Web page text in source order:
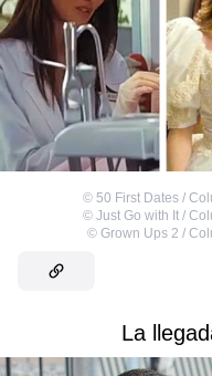
© 50 First Dates /
© Just Go with It /
© Grown Ups 2 /
La